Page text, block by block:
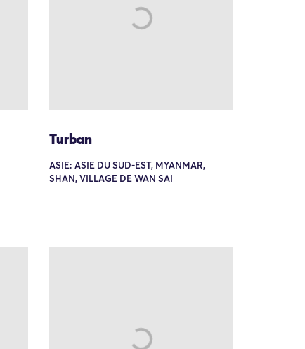
Turban
ASIE: ASIE DU SUD-EST, MYANMAR,
SHAN, VILLAGE DE WAN SAI